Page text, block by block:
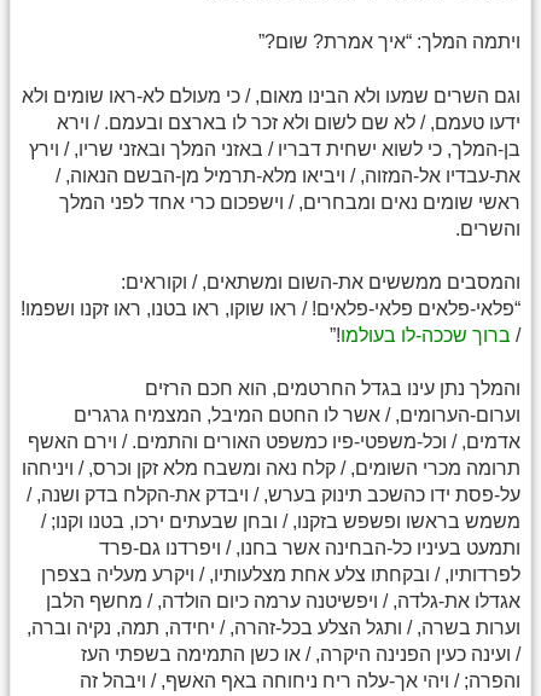
ויתמה המלך: “איך אמרת? שום?”
וגם השרים שמעו ולא הבינו מאום, / כי מעולם לא-ראו שומים ולא
ידעו טעמם, / לא שם לשום ולא זכר לו בארצם ובעמם. / וירא
בן-המלך, כי לשוא ישחית דבריו / באזני המלך ובאזני שריו, / וירץ
את-עבדיו אל-המזוה, / ויביאו מלא-תרמיל מן-הבשם הנאוה, /
ראשי שומים נאים ומבחרים, / וישפכום כרי אחד לפני המלך
והשרים.
והמסבים ממששים את-השום ומשתאים, / וקוראים:
“פלאי-פלאים פלאי-פלאים! / ראו שוקו, ראו בטנו, ראו זקנו ושפמו!
/ ברוך שככה-לו בעולמו!”
והמלך נתן עינו בגדל החרטמים, הוא חכם הרזים
וערום-הערומים, / אשר לו החטם המיבל, המצמיח גרגרים
אדמים, / וכל-משפטי-פיו כמשפט האורים והתמים. / וירם האשף
תרומה מכרי השומים, / קלח נאה ומשבח מלא זקן וכרס, / ויניחהו
על-פסת ידו כהשכב תינוק בערש, / ויבדק את-הקלח בדק ושנה, /
משמש בראשו ופשפש בזקנו, / ובחן שבעתים ירכו, בטנו וקנו; /
ותמעט בעיניו כל-הבחינה אשר בחנו, / ויפרדנו גם-פרד
לפרדותיו, / ובקחתו צלע אחת מצלעותיו, / ויקרע מעליה בצפרן
אגדלו את-גלדה, / ויפשיטנה ערמה כיום הולדה, / מחשף הלבן
וערות בשרה, / ותגל הצלע בכל-זהרה, / יחידה, תמה, נקיה וברה,
/ ועינה כעין הפנינה היקרה, / או כשן התמימה בשפתי העז
והפרה; / ויהי אך-עלה ריח ניחוחה באף האשף, / ויבהל זה